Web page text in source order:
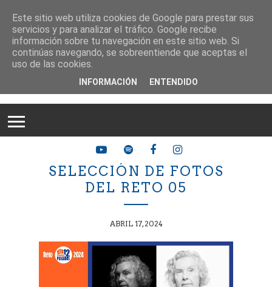
SELECCIÓN DE FOTOS
DEL RETO 05
ABRIL 17, 2024
Este sitio web utiliza cookies de Google para prestar sus
servicios y para analizar el tráfico. Google recibe
información sobre tu navegación en este sitio web. Si
continúas navegando, se sobreentiende que aceptas el
uso de las cookies.
INFORMACIÓN ENTENDIDO